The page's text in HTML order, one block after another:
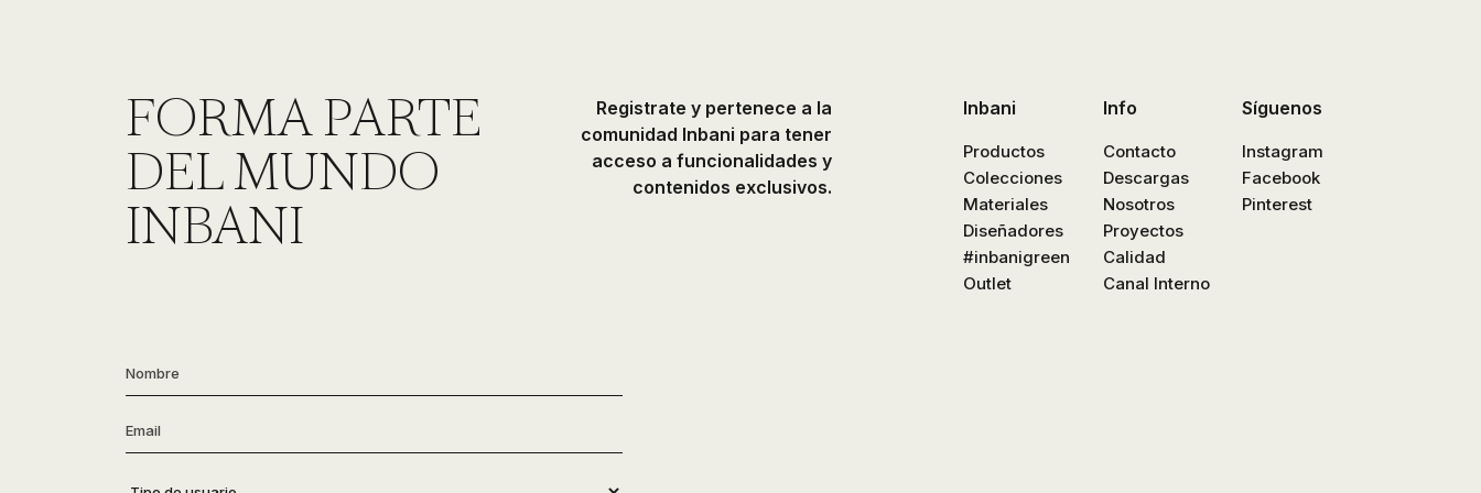
FORMA PARTE
DEL MUNDO
INBANI
Registrate y pertenece a la
comunidad Inbani para tener
acceso a funcionalidades y
contenidos exclusivos.
Nombre
Email
Tipo
Inbani
Productos
Colecciones
Materiales
Diseñadores
#inbanigreen
Outlet
Info
Contacto
Descargas
Nosotros
Proyectos
Calidad
Canal Interno
Síguenos
Instagram
Facebook
Pinterest